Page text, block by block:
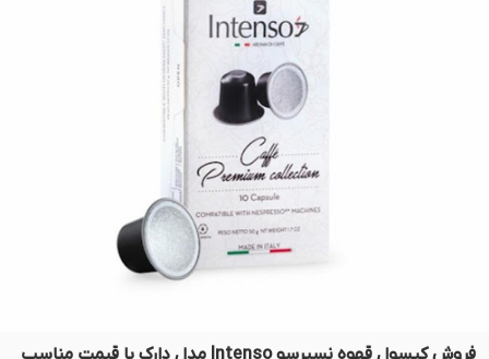
فروش کپسول قهوه نسپرسو Intenso مدل دارک با قیمت مناسب